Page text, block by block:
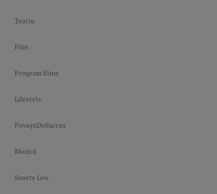
Teatru
Film
Program filme
Lifestyle
PoveștiDeSucces
Muzică
Sunete Live